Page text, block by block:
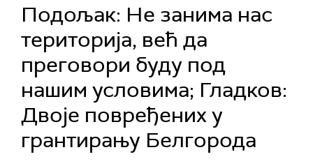
Подољак: Не занима нас
територијa, већ да
преговори буду под
нашим условима; Гладков:
Двоје повређених у
грантирању Белгорода